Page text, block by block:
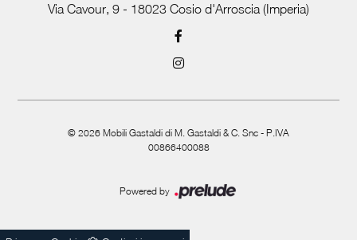
Via Cavour, 9 - 18023 Cosio d'Arroscia (Imperia)
© 2026 Mobili Gastaldi di M. Gastaldi & C. Snc - P.IVA
00866400088
Powered by